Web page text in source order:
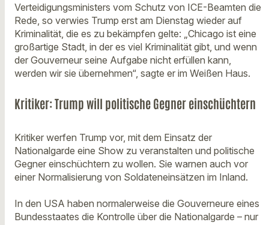
Verteidigungsministers vom Schutz von ICE-Beamten die
Rede, so verwies Trump erst am Dienstag wieder auf
Kriminalität, die es zu bekämpfen gelte: „Chicago ist eine
großartige Stadt, in der es viel Kriminalität gibt, und wenn
der Gouverneur seine Aufgabe nicht erfüllen kann,
werden wir sie übernehmen“, sagte er im Weißen Haus.
Kritiker: Trump will politische Gegner einschüchtern
Kritiker werfen Trump vor, mit dem Einsatz der
Nationalgarde eine Show zu veranstalten und politische
Gegner einschüchtern zu wollen. Sie warnen auch vor
einer Normalisierung von Soldateneinsätzen im Inland.
In den USA haben normalerweise die Gouverneure eines
Bundesstaates die Kontrolle über die Nationalgarde – nur